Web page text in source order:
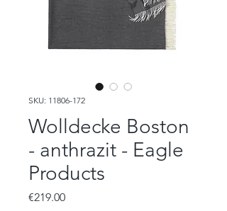
SKU: 11806-172
Wolldecke Boston
- anthrazit - Eagle
Products
€219.00Price